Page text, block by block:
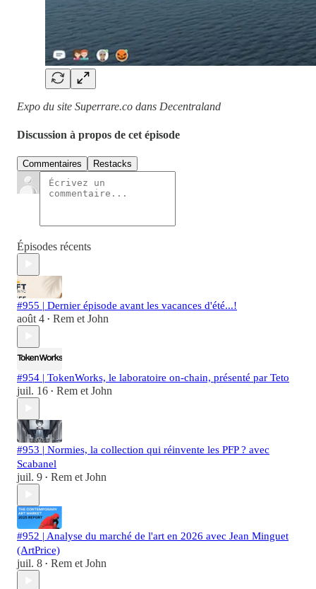
Expo du site Superrare.co dans Decentraland
Discussion à propos de cet épisode
Commentaires Restacks
Épisodes récents
#955 | Dernier épisode avant les vacances d'été...!
août 4 • Rem et John
#954 | TokenWorks, le laboratoire on-chain, présenté par Teto
juil. 16 • Rem et John
#953 | Normies, la collection qui réinvente les PFP ? avec
Scabanel
juil. 9 • Rem et John
#952 | Analyse du marché de l'art en 2026 avec Jean Minguet
(ArtPrice)
juil. 8 • Rem et John